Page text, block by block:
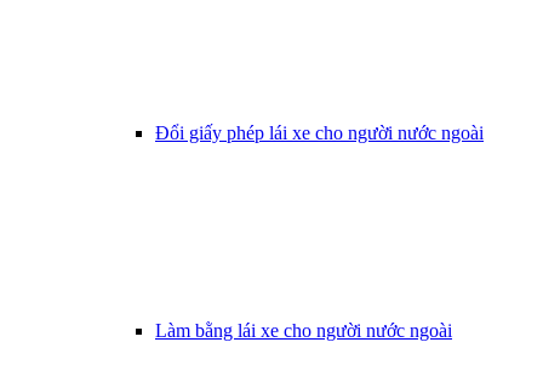
Đổi giấy phép lái xe cho người nước ngoài
Làm bằng lái xe cho người nước ngoài